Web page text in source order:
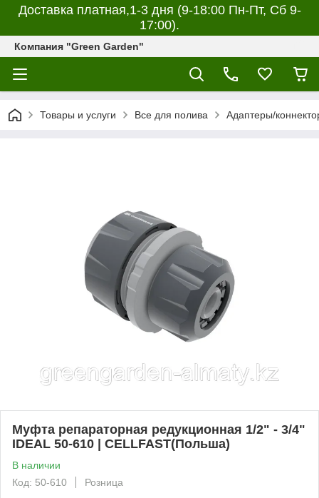
Доставка платная,1-3 дня (9-18:00 Пн-Пт, Сб 9-
17:00).
Компания "Green Garden"
Товары и услуги Все для полива Адаптеры/
Муфта репараторная редукционная 1/2" - 3/4"
IDEAL 50-610 | CELLFAST(Польша)
В наличии
Код: 50-610
Розница